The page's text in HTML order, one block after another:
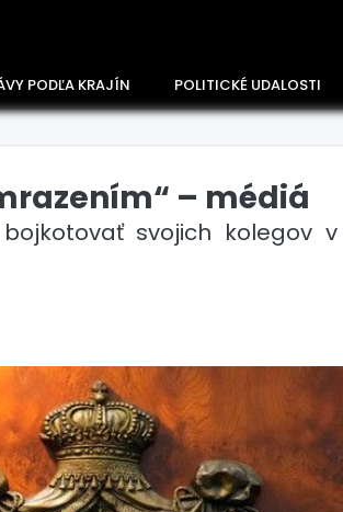
PODĽA KRAJÍN POLITICKÉ UDALOSTI
– médiá
svojich kolegov